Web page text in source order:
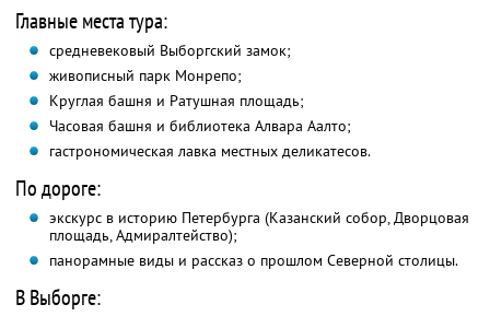
Главные места тура:
средневековый Выборгский замок;
живописный парк Монрепо;
Круглая башня и Ратушная площадь;
Часовая башня и библиотека Алвара Аалто;
гастрономическая лавка местных деликатесов.
По дороге:
экскурс в историю Петербурга (Казанский собор, Дворцовая
площадь, Адмиралтейство);
панорамные виды и рассказ о прошлом Северной столицы.
В Выборге: